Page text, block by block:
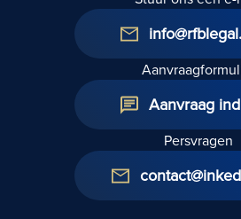
Aanvraag
Persvragen